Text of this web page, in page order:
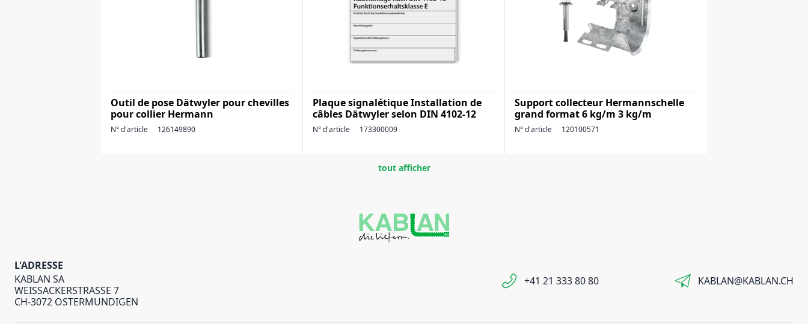
Outil de pose Dätwyler pour chevilles
pour collier Hermann
N° d'article 126149890
Plaque signalétique Installation de
câbles Dätwyler selon DIN 4102-12
N° d'article 173300009
Support collecteur Hermannschelle
grand format 6 kg/m 3 kg/m
N° d'article 120100571
tout afficher
L'ADRESSE
KABLAN SA
WEISSACKERSTRASSE 7
CH-3072 OSTERMUNDIGEN
+41 21 333 80 80 KABLAN@KABLAN.CH